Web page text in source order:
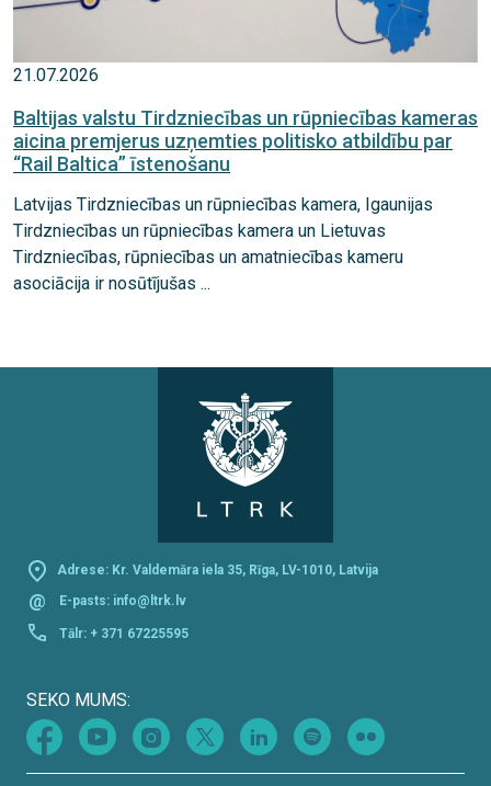
21.07.2026
Baltijas valstu Tirdzniecības un rūpniecības kameras
aicina premjerus uzņemties politisko atbildību par
“Rail Baltica” īstenošanu
Latvijas Tirdzniecības un rūpniecības kamera, Igaunijas
Tirdzniecības un rūpniecības kamera un Lietuvas
Tirdzniecības, rūpniecības un amatniecības kameru
asociācija ir nosūtījušas ...
Adrese: Kr. Valdemāra iela 35, Rīga, LV-1010, Latvija
@ E-pasts: info@ltrk.lv
Tālr: + 371 67225595
SEKO MUMS: